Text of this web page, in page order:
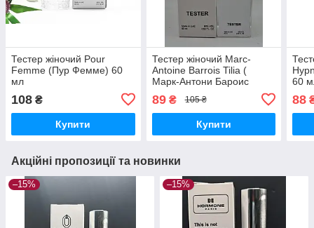
Тестер жіночий Pour
Femme (Пур Фемме) 60
мл
108 ₴
Купити
Тестер жіночий Marc-
Antoine Barrois Tilia (
Марк-Антони Бароис
89₴ 105 ₴
Купити
60
88
Акційні пропозиції та новинки
–15% –15%